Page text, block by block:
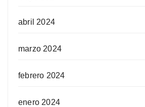
abril 2024
marzo 2024
febrero 2024
enero 2024